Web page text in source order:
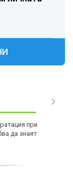
при
да знаят